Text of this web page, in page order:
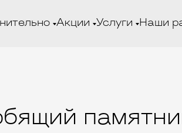
Акции Услуги Наши